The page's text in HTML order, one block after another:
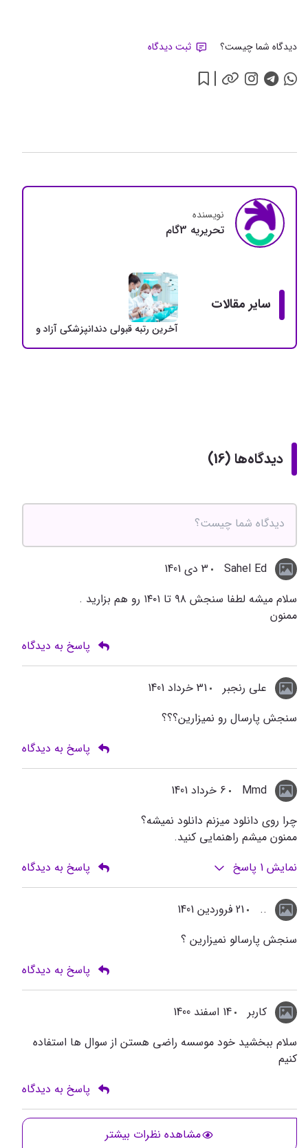
دیدگاه شما چیست؟ ثبت دیدگاه
نویسنده
تحريريه 3گام
سایر مقالات
آخرین رتبه قبولی دندانپزشکی آزاد و دولتی +
دیدگاه‌ها (16)
Sahel Ed
3 دی 1401
سلام میشه لطفا سنجش ۹۸ تا ۱۴۰۱ رو هم بزارید .
ممنون
پاسخ به دیدگاه
علی رنجبر
31 خرداد 1401
سنجش پارسال رو نمیزارین؟؟؟
پاسخ به دیدگاه
Mmd
6 خرداد 1401
چرا روی دانلود میزنم دانلود نمیشه؟
ممنون میشم راهنمایی کنید.
نمایش 1 پاسخ پاسخ به دیدگاه
..
21 فروردین 1401
سنجش پارسالو نمیزارین ؟
پاسخ به دیدگاه
کاربر
14 اسفند 1400
سلام ببخشید خود موسسه راضی هستن از سوال ها استفاده
کنیم
پاسخ به دیدگاه
مشاهده نظرات بیشتر